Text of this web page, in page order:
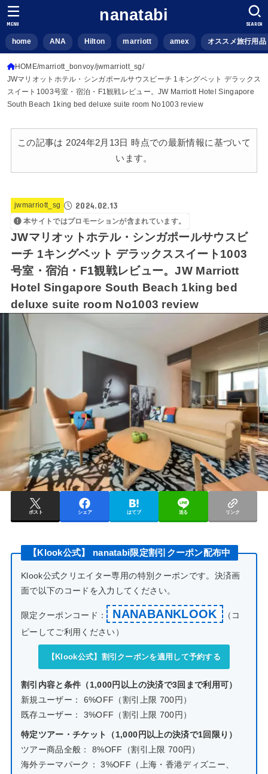
nanatabi
home ANA Hilton marriott amex オススメ旅行用品
SEARCH
MENU
HOME marriott_bonvoy jwmarriott_sg
JWマリオットホテル・シンガポールサウスビーチ 1キングベット デラックス
スイート1003号室・宿泊・F1観戦レビュー。JW Marriott Hotel Singapore
South Beach 1king bed deluxe suite room No1003 review
この記事は 2024年2月13日 時点での最新情報に基づいて
います。
jwmarriott_sg 2024.02.13
本サイトではプロモーションが含まれています。
JWマリオットホテル・シンガポールサウスビ
ーチ 1キングベット デラックススイート1003
号室・宿泊・F1観戦レビュー。JW Marriott
Hotel Singapore South Beach 1king bed
deluxe suite room No1003 review
ポスト シェア はてブ 送る リンク
【Klook公式】 nanatabi限定割引クーポン配布中
Klook公式クリエイター専用の特別クーポンです。決済画
面で以下のコードを入力してください。
限定クーポンコード： NANABANKLOOK
（コ
ピーしてご利用ください）
【Klook公式】割引クーポンを適用して予約する
割引内容と条件（1,000円以上の決済で3回まで利用可）
新規ユーザー： 6%OFF（割引上限 700円）
既存ユーザー： 3%OFF（割引上限 700円）
特定ツアー・チケット（1,000円以上の決済で1回限り）
ツアー商品全般： 8%OFF（割引上限 700円）
海外テーマパーク： 3%OFF（上海・香港ディズニー、